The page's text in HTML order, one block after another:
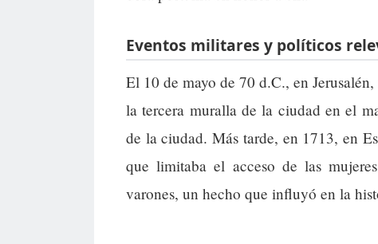
Eventos militares y políticos
El 10 de mayo de 70 d.C., en
la tercera muralla de la ciudad en el
de la ciudad. Más tarde, en 1713, en
que limitaba el acceso de las
varones, un hecho que influyó en la